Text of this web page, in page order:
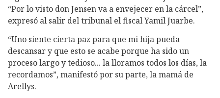
“Por lo visto don Jensen va a envejecer en la cárcel”,
expresó al salir del tribunal el fiscal Yamil Juarbe.
“Uno siente cierta paz para que mi hija pueda
descansar y que esto se acabe porque ha sido un
proceso largo y tedioso... la lloramos todos los días, la
recordamos”, manifestó por su parte, la mamá de
Arellys.